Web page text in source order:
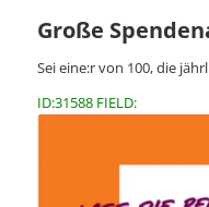
Große
Sei eine:r von 100, die
ID:31588 FIELD: